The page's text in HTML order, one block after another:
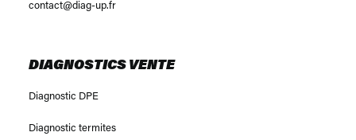
contact@diag-up.fr
DIAGNOSTICS VENTE
Diagnostic DPE
Diagnostic termites